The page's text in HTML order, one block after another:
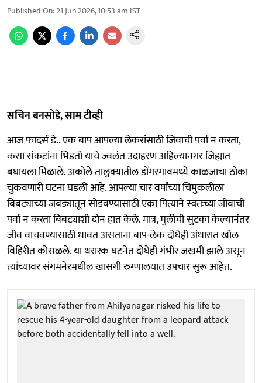
Published On:21 Jun 2026, 10:53 am IST
सचिन बनसोडे, साम टीव्ही
आज फादर्स डे.. एक बाप आपल्या लेकरांसाठी जिवाची पर्वा न करता,
कसा संकटांना भिडतो याचे ज्वलंत उदाहरण अहिल्यानगर जिह्यात
बघायला मिळाले. अकोले तालुक्यातील डोंगरगावमध्ये काळजाचा ठोका
चुकवणारी घटना घडली आहे. आपल्या चार वर्षांच्या चिमुकलीला
बिबट्याच्या जबड्यातून सोडवण्यासाठी एका पित्याने स्वतःच्या जीवाची
पर्वा न करता बिबट्याशी दोन हात केले. मात्र, मुलीची सुटका केल्यानंतर
जीव वाचवण्यासाठी धावत असताना बाप-लेक दोघेही अंधारात खोल
विहिरीत कोसळले. या थरारक घटनेत दोघेही गंभीर जखमी झाले असून
त्यांच्यावर संगमनेरमधील खासगी रुग्णालयात उपचार सुरू आहेत.